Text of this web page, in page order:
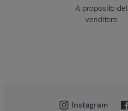
A proposito del
venditore
Instagram